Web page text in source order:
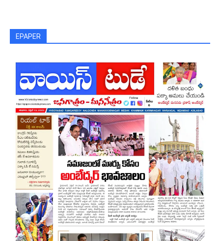
EPAPER